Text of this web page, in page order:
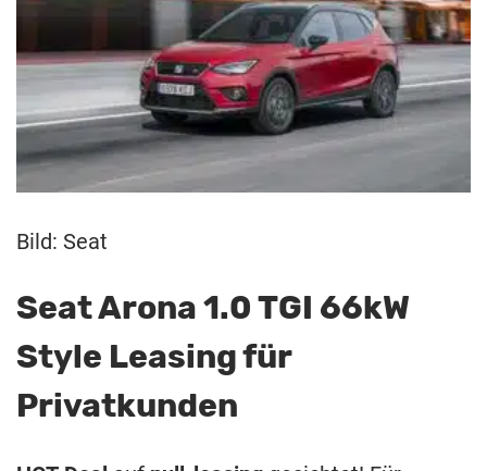
Bild: Seat
Seat Arona 1.0 TGI 66kW
Style Leasing für
Privatkunden